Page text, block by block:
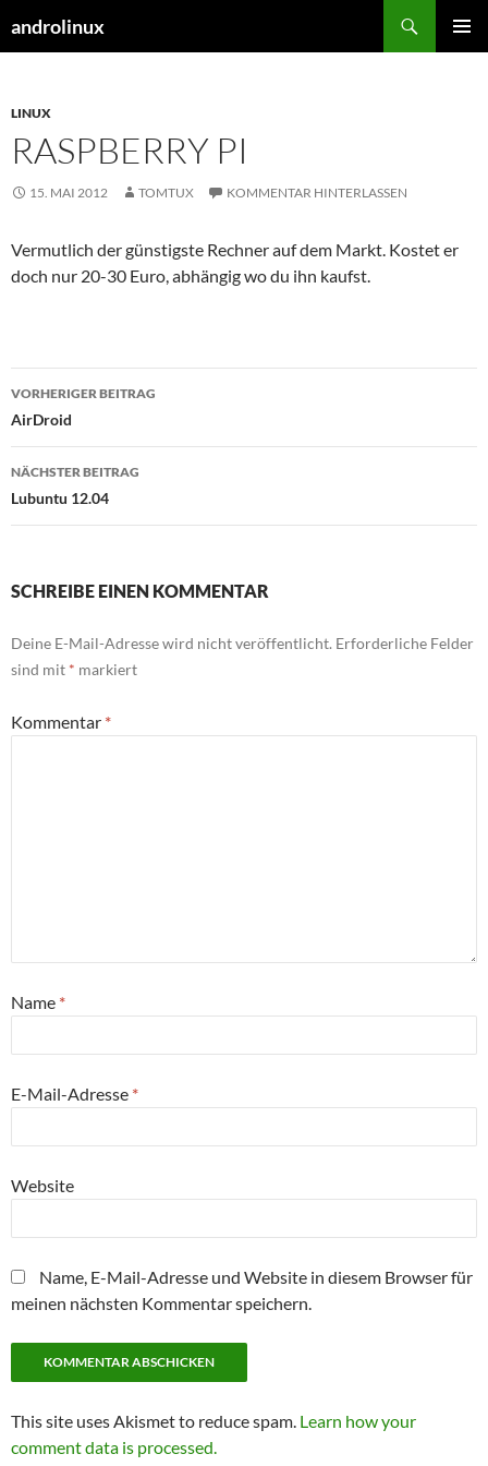
Inhalt
androlinux
LINUX
RASPBERRY PI
15. MAI 2012 TOMTUX KOMMENTAR HINTERLASSEN
Vermutlich der günstigste Rechner auf dem Markt. Kostet er
doch nur 20-30 Euro, abhängig wo du ihn kaufst.
Beitragsnavigation
VORHERIGER BEITRAG
AirDroid
NÄCHSTER BEITRAG
Lubuntu 12.04
SCHREIBE EINEN KOMMENTAR
Deine E-Mail-Adresse wird nicht veröffentlicht. Erforderliche Felder
sind mit * markiert
Kommentar *
Name *
E-Mail-Adresse *
Website
Name, E-Mail-Adresse und Website in diesem Browser für
meinen nächsten Kommentar speichern.
This site uses Akismet to reduce spam. Learn how your
comment data is processed.